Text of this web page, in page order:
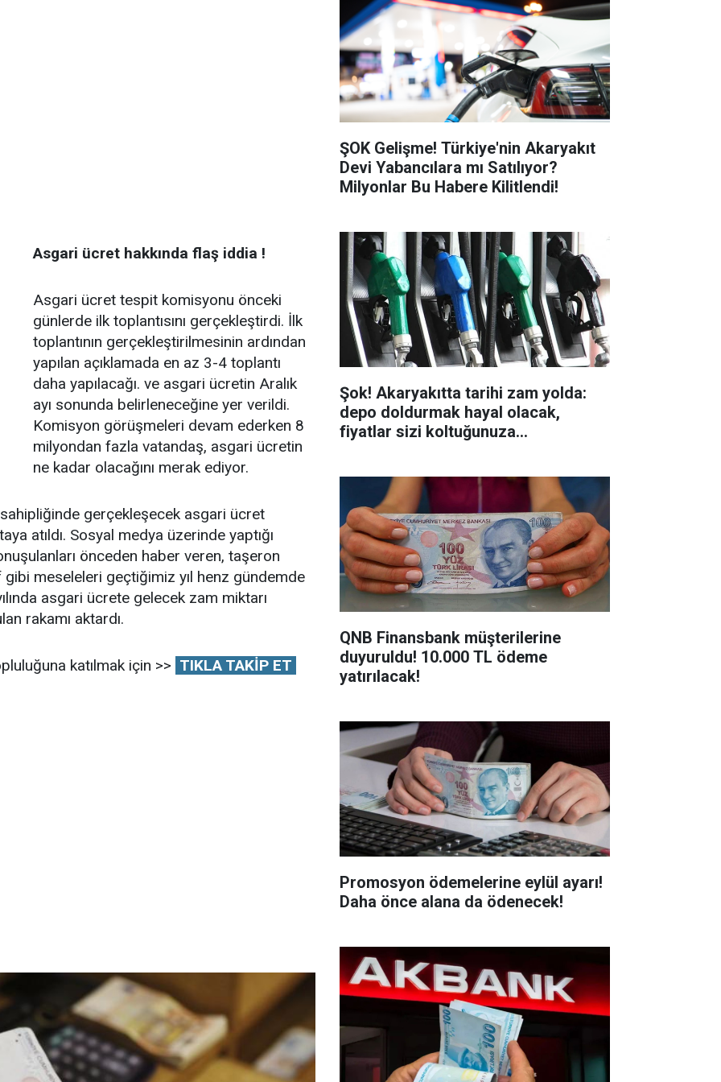
Asgari ücret hakkında flaş iddia !
Asgari ücret tespit komisyonu önceki
günlerde ilk toplantısını gerçekleştirdi. İlk
toplantının gerçekleştirilmesinin ardından
yapılan açıklamada en az 3-4 toplantı
daha yapılacağı. ve asgari ücretin Aralık
ayı sonunda belirleneceğine yer verildi.
Komisyon görüşmeleri devam ederken 8
milyondan fazla vatandaş, asgari ücretin
ne kadar olacağını merak ediyor.
gerçekleşecek asgari ücret
atıldı. Sosyal medya üzerinde yaptığı
önceden haber veren, taşeron
meseleleri geçtiğimiz yıl henz gündemde
asgari ücrete gelecek zam miktarı
rakamı aktardı.
katılmak için >> TIKLA TAKİP ET
ŞOK Gelişme! Türkiye'nin Akaryakıt
Devi Yabancılara mı Satılıyor?
Milyonlar Bu Habere Kilitlendi!
Şok! Akaryakıtta tarihi zam yolda:
depo doldurmak hayal olacak,
fiyatlar sizi koltuğunuza
QNB Finansbank müşterilerine
duyuruldu! 10.000 TL ödeme
yatırılacak!
Promosyon ödemelerine eylül ayarı!
Daha önce alana da ödenecek!